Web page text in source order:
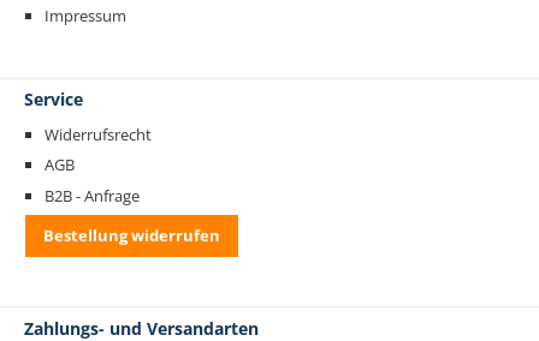
Impressum
Service
Widerrufsrecht
AGB
B2B - Anfrage
Bestellung widerrufen
Zahlungs- und Versandarten